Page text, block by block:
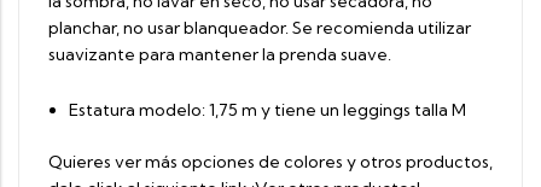
planchar, no usar blanqueador. Se recomienda utilizar
suavizante para mantener la prenda suave.
Estatura modelo: 1,75 m y tiene un leggings talla M
Quieres ver más opciones de colores y otros productos,